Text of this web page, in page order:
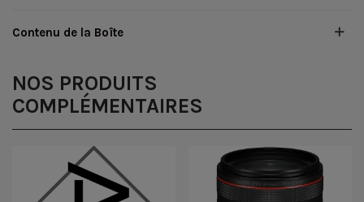
Contenu de la Boîte
NOS PRODUITS
COMPLÉMENTAIRES